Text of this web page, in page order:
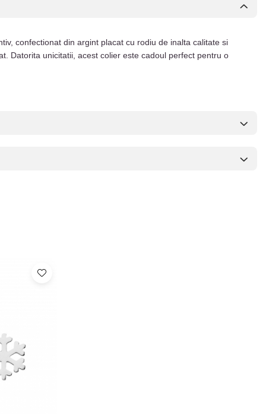
confectionat din argint placat cu rodiu de inalta calitate si
Datorita unicitatii, acest colier este cadoul perfect pentru o